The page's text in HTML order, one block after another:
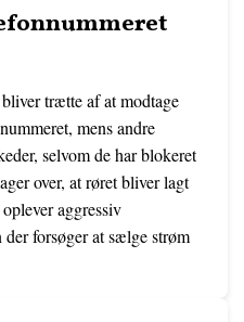
trætte af at modtage
mens andre
selvom de har blokeret
over, at røret bliver lagt
aggressiv
forsøger at sælge strøm